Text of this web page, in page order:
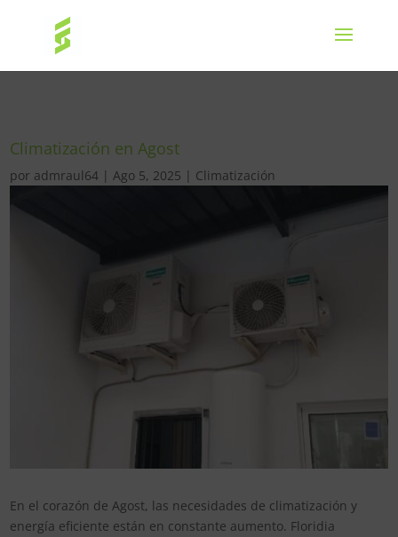
Climatización en Agost
por admraul64 |Ago 5, 2025 | Climatización
En el corazón de Agost, las necesidades de climatización y
energía eficiente están en constante aumento. Floridia